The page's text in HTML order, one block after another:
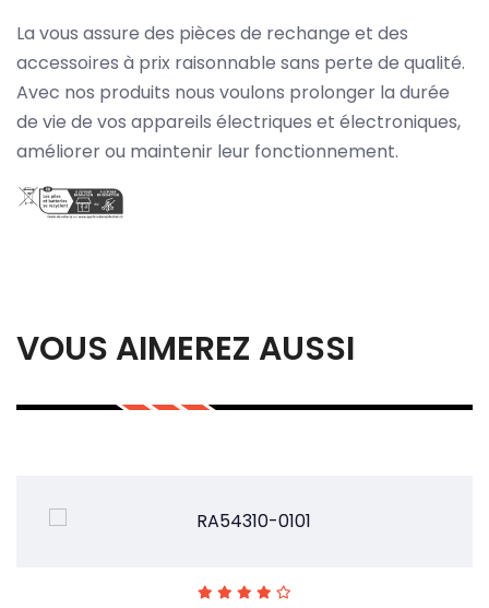
La vous assure des pièces de rechange et des
accessoires à prix raisonnable sans perte de qualité.
Avec nos produits nous voulons prolonger la durée
de vie de vos appareils électriques et électroniques,
améliorer ou maintenir leur fonctionnement.
VOUS AIMEREZ AUSSI